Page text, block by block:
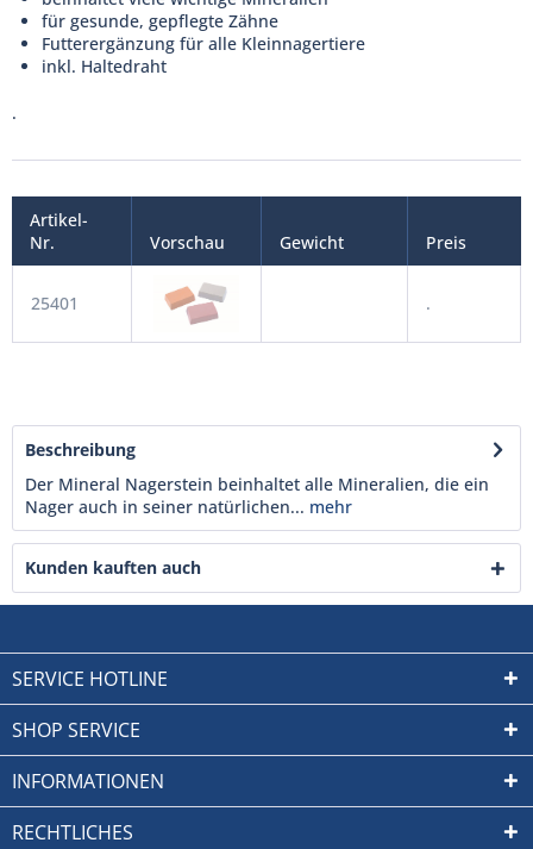
für gesunde, gepflegte Zähne
Futterergänzung für alle Kleinnagertiere
inkl. Haltedraht
.
Artikel-
Nr.
Vorschau Gewicht Preis
25401 .
Beschreibung
Der Mineral Nagerstein beinhaltet alle Mineralien, die ein
Nager auch in seiner natürlichen... mehr
Kunden kauften auch
SERVICE HOTLINE
SHOP SERVICE
INFORMATIONEN
RECHTLICHES